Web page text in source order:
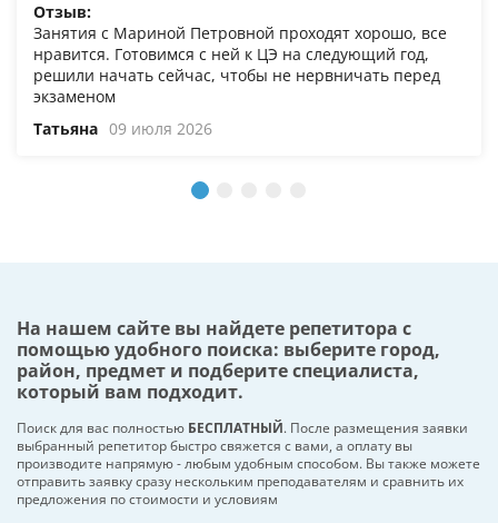
Отзыв:
Занятия с Мариной Петровной проходят хорошо, все
нравится. Готовимся с ней к ЦЭ на следующий год,
решили начать сейчас, чтобы не нервничать перед
экзаменом
Татьяна 09 июля 2026
На нашем сайте вы найдете репетитора с
помощью удобного поиска: выберите город,
район, предмет и подберите специалиста,
который вам подходит.
Поиск для вас полностью БЕСПЛАТНЫЙ. После размещения заявки
выбранный репетитор быстро свяжется с вами, а оплату вы
производите напрямую - любым удобным способом. Вы также можете
отправить заявку сразу нескольким преподавателям и сравнить их
предложения по стоимости и условиям